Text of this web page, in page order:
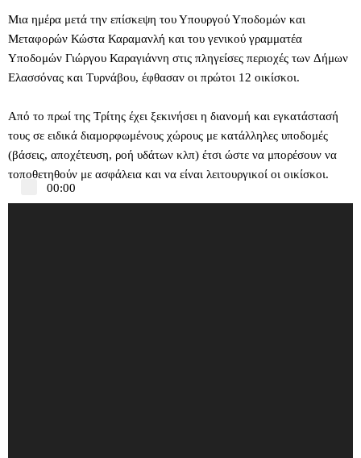
Μια ημέρα μετά την επίσκεψη του Υπουργού Υποδομών και
Μεταφορών Κώστα Καραμανλή και του γενικού γραμματέα
Υποδομών Γιώργου Καραγιάννη στις πληγείσες περιοχές των Δήμων
Ελασσόνας και Τυρνάβου, έφθασαν οι πρώτοι 12 οικίσκοι.
Από το πρωί της Τρίτης έχει ξεκινήσει η διανομή και εγκατάστασή
τους σε ειδικά διαμορφωμένους χώρους με κατάλληλες υποδομές
(βάσεις, αποχέτευση, ροή υδάτων κλπ) έτσι ώστε να μπορέσουν να
τοποθετηθούν με ασφάλεια και να είναι λειτουργικοί οι οικίσκοι.
00:00